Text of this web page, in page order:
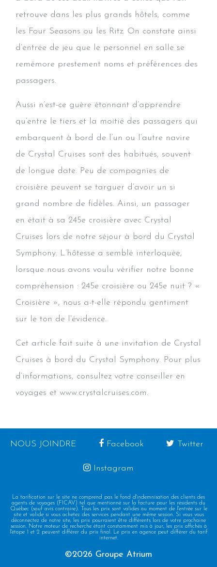
retrouve dans les plus grands hôtels, comme
les Four Seasons ou les Ritz. On constate ainsi
d’entrée de jeu que le personnel en salle se
remémore prestement noms et préférences des
passagers.
Aussi n’est-ce guère étonnant d’apprendre
qu’entre le tiers et la moitié des passagers qui
embarquent à bord de l’un ou l’autre navire
de Crystal Cruises sont des habitués, souvent
de longue date. Peu de compagnies de
croisière peuvent se targuer d’avoir un si
grand nombre de fidèles. Ainsi, un passager
en était à sa 245e croisière avec Crystal
Cruises lors de notre séjour à bord du Crystal
Symphony. L’hôtesse a semblé interloquée,
lorsque nous avons voulu vérifier notre bonne
compréhension : 245e croisière ou 245e nuit ? «
Croisière », nous a-t-elle répondu gentiment
sur le ton de l’évidence.
Cet article fait suite à une invitation de Crystal
Cruises à bord du Crystal Symphony. Pour plus
d’informations, consultez votre conseiller en
voyages et www.crystalcruises.com.
NOUS JOINDRE Facebook Twitter
Instagram
La tarification sur le site ne comprend pas le fond d'indemnisation des clients des
agents de voyages (FICAV) tel que mentionné sur la facture pour les résidents du
Québec (sauf avis contraire). Tous les prix sont valides au moment de l'entrée sur le
site et valide si vous achetez des services pendant une même session. Si vous vous
déconnectez de notre site, les prix pourraient être différents lors de votre prochaine
session. Notre moteur de recherche étant constamment mis à jour, les prix affichés à
l'étape 1 et 2 peuvent différer du prix final. Le prix en agence peut différer du tarif
internet.
©2026 Groupe Atrium